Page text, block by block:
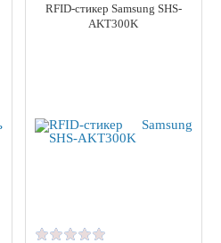
RFID-стикер Samsung SHS-
AKT300K